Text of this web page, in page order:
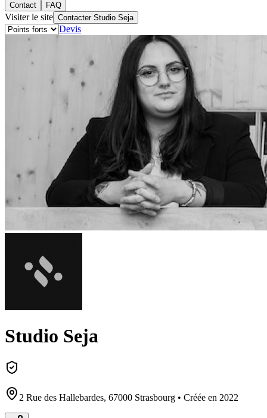
Contact
FAQ
Visiter le site Contacter Studio Seja
Devis
Studio Seja
2 Rue des Hallebardes, 67000 Strasbourg • Créée en 2022